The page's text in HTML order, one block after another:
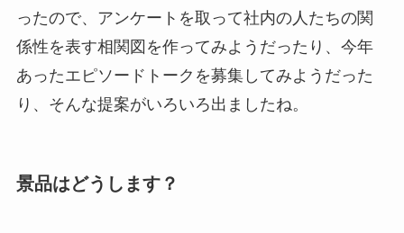
ったので、アンケートを取って社内の人たちの関
係性を表す相関図を作ってみようだったり、今年
あったエピソードトークを募集してみようだった
り、そんな提案がいろいろ出ましたね。
景品はどうします？